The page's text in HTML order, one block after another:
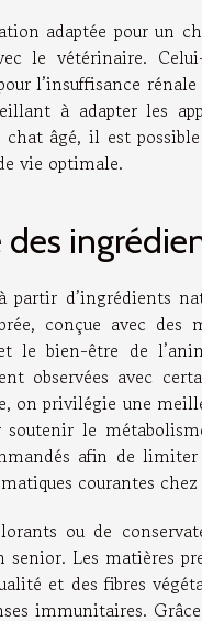
adaptée pour un
le vétérinaire.
l’insuffisance
à adapter les
âgé, il est
vie optimale.
d’ingrédients
conçue avec des
bien-être de
observées avec
on privilégie une
soutenir le
afin de
courantes
ou de
Les matières
et des fibres
immunitaires.